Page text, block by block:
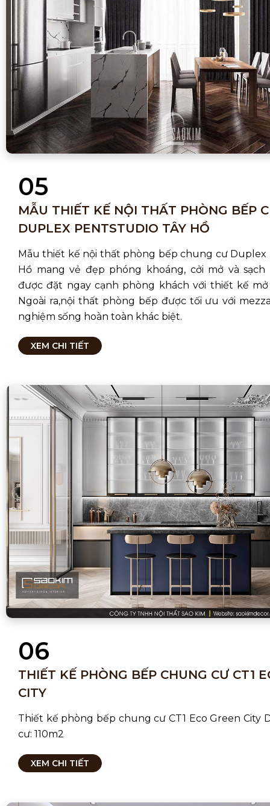
05
MẪU THIẾT KẾ NỘI THẤT PHÒNG BẾP
DUPLEX PENTSTUDIO TÂY HỒ
Mẫu thiết kế nội thất phòng bếp chung cư Duplex
Hồ mang vẻ đẹp phóng khoáng, cởi mở và sạch
được đặt ngay cạnh phòng khách với thiết kế
Ngoài ra,nội thất phòng bếp được tối ưu với
nghiệm sống hoàn toàn khác biệt.
XEM CHI TIẾT
06
THIẾT KẾ PHÒNG BẾP CHUNG CƯ CT1
CITY
Thiết kế phòng bếp chung cư CT1 Eco Green City
cư: 110m2
XEM CHI TIẾT